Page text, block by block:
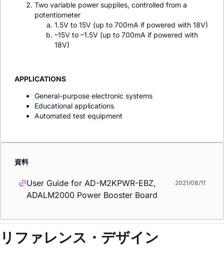
Two variable power supplies, controlled from a
potentiometer
1.5V to 15V (up to 700mA if powered with 18V)
–15V to –1.5V (up to 700mA if powered with
18V)
APPLICATIONS
General-purpose electronic systems
Educational applications
Automated test equipment
資料
User Guide for AD-M2KPWR-EBZ,
ADALM2000 Power Booster Board
2021/08/11
リファレンス・デザイン